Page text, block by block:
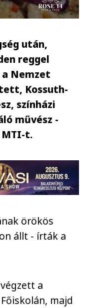
után,
reggel
Nemzet
Kossuth-
színházi
művész -
t.
örökös
állt - írták a
a
majd